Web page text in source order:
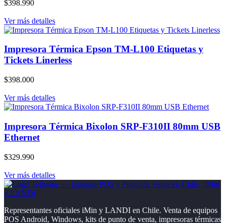
$398.990
Ver más detalles
Impresora Térmica Epson TM-L100 Etiquetas y
Tickets Linerless
$398.000
Ver más detalles
Impresora Térmica Bixolon SRP-F310II 80mm USB
Ethernet
$329.990
Ver más detalles
Representantes oficiales iMin y LANDI en Chile. Venta de equipos
POS Android, Windows, kits de punto de venta, impresoras térmicas